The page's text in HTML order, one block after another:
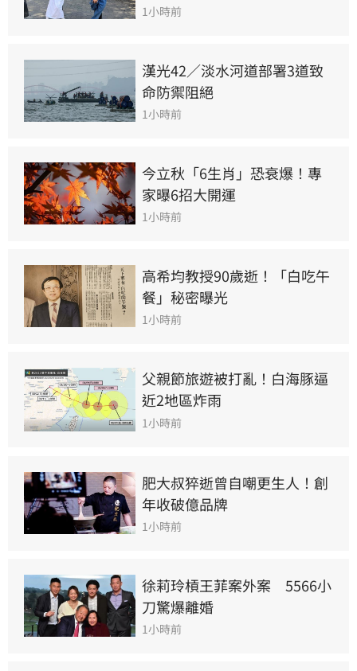
1小時前
漢光42／淡水河道部署3道致
命防禦阻絕
1小時前
今立秋「6生肖」恐衰爆！專
家曝6招大開運
1小時前
高希均教授90歲逝！「白吃午
餐」秘密曝光
1小時前
父親節旅遊被打亂！白海豚逼
近2地區炸雨
1小時前
肥大叔猝逝曾自嘲更生人！創
年收破億品牌
1小時前
徐莉玲槓王菲案外案　5566小
刀驚爆離婚
1小時前